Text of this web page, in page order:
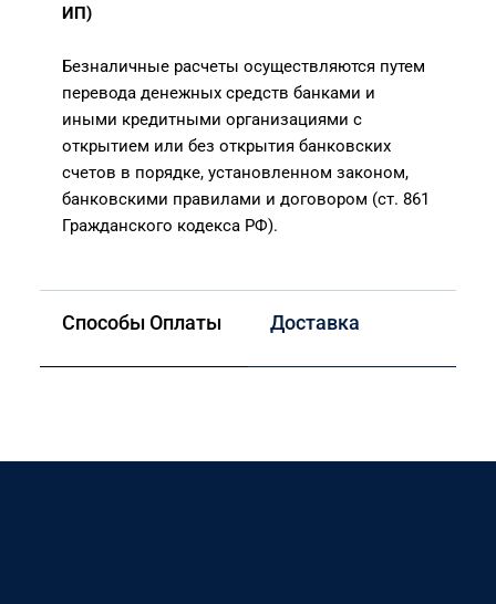
ИП)
Безналичные расчеты осуществляются путем
перевода денежных средств банками и
иными кредитными организациями с
открытием или без открытия банковских
счетов в порядке, установленном законом,
банковскими правилами и договором (ст. 861
Гражданского кодекса РФ).
Способы Оплаты Доставка